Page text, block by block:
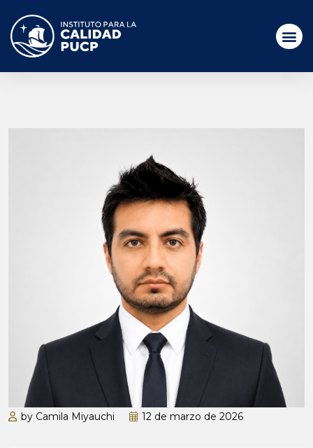
by Camila Miyauchi 12 de marzo de 2026